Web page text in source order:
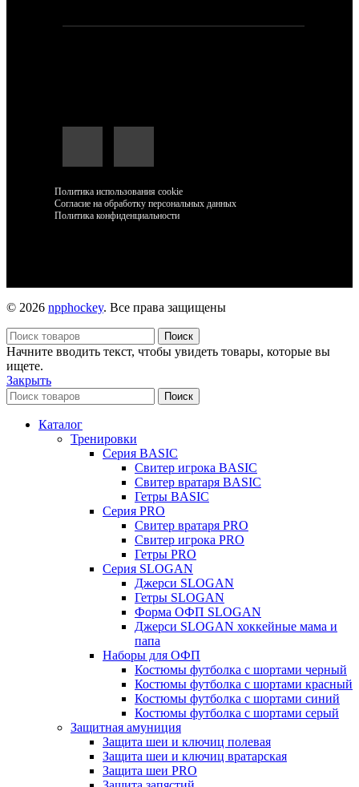
Политика использования cookie
Согласие на обработку персональных данных
Политика конфиденциальности
© 2026 npphockey. Все права защищены
Поиск
Начните вводить текст, чтобы увидеть товары, которые вы
ищете.
Закрыть
Поиск
Каталог
Тренировки
Серия BASIC
Свитер игрока BASIC
Свитер вратаря BASIC
Гетры BASIC
Серия PRO
Свитер вратаря PRO
Свитер игрока PRO
Гетры PRO
Серия SLOGAN
Джерси SLOGAN
Гетры SLOGAN
Форма ОФП SLOGAN
Джерси SLOGAN хоккейные мама и
папа
Наборы для ОФП
Костюмы футболка с шортами черный
Костюмы футболка с шортами красный
Костюмы футболка с шортами синий
Костюмы футболка с шортами серый
Защитная амуниция
Защита шеи и ключиц полевая
Защита шеи и ключиц вратарская
Защита шеи PRO